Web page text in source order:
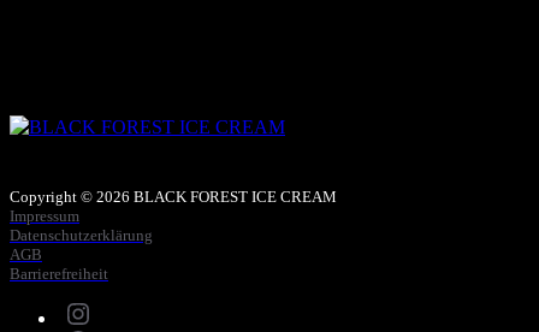
Copyright © 2026 BLACK FOREST ICE CREAM
Impressum
Datenschutzerklärung
AGB
Barrierefreiheit